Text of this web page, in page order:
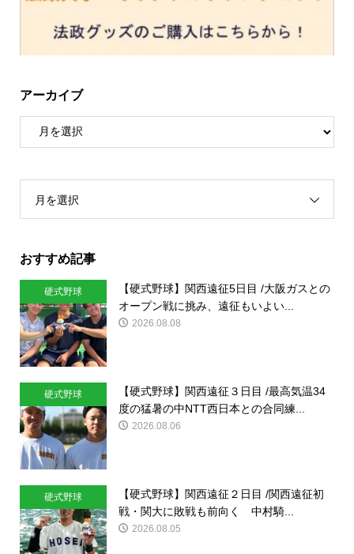
アーカイブ
月を選択
おすすめ記事
硬式野球
【硬式野球】関西遠征5日目 /大阪ガスとの
オープン戦に挑み、遠征もいよい...
2026.08.08
硬式野球
【硬式野球】関西遠征３日目 /最高気温34
度の猛暑の中NTT西日本との合同練...
2026.08.06
硬式野球
【硬式野球】関西遠征２日目 /関西遠征初
戦・関大に敗戦も前向く 中村騎...
2026.08.05